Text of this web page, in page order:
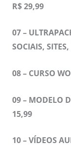
R$ 29,99
07 –
SOCIAIS,
08 – CURSO
09 – MODELO
15,99
10 – VÍDEOS